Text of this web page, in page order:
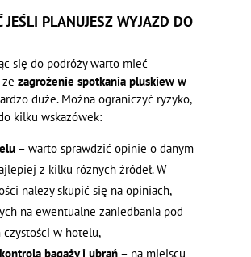
JEŚLI PLANUJESZ WYJAZD DO
się do podróży warto mieć
zagrożenie spotkania pluskiew w
duże. Można ograniczyć ryzyko,
kilku wskazówek:
– warto sprawdzić opinie o danym
z kilku różnych źródeł. W
należy skupić się na opiniach,
na ewentualne zaniedbania pod
w hotelu,
bagaży i ubrań– na miejscu